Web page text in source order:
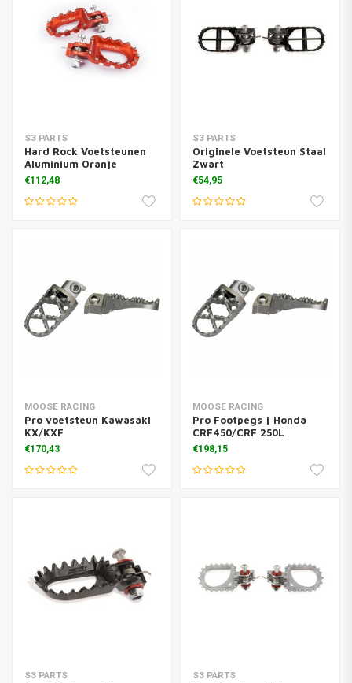
S3 PARTS
Hard Rock Voetsteunen
Aluminium Oranje
€112,48
S3 PARTS
Originele Voetsteun Staal
Zwart
€54,95
MOOSE RACING
Pro voetsteun Kawasaki
KX/KXF
€170,43
MOOSE RACING
Pro Footpegs | Honda
CRF450/CRF 250L
€198,15
S3 PARTS S3 PARTS